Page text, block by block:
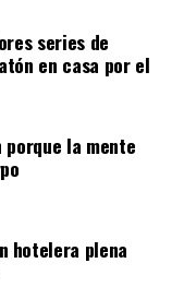
series de
en casa por el
la mente
hotelera plena